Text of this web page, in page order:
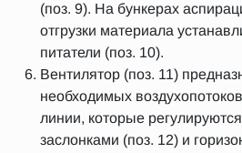
(поз. 9). На бункерах
отгрузки материала
питатели (поз. 10).
Вентилятор (поз. 11)
необходимых
линии, которые
заслонками (поз. 12) и